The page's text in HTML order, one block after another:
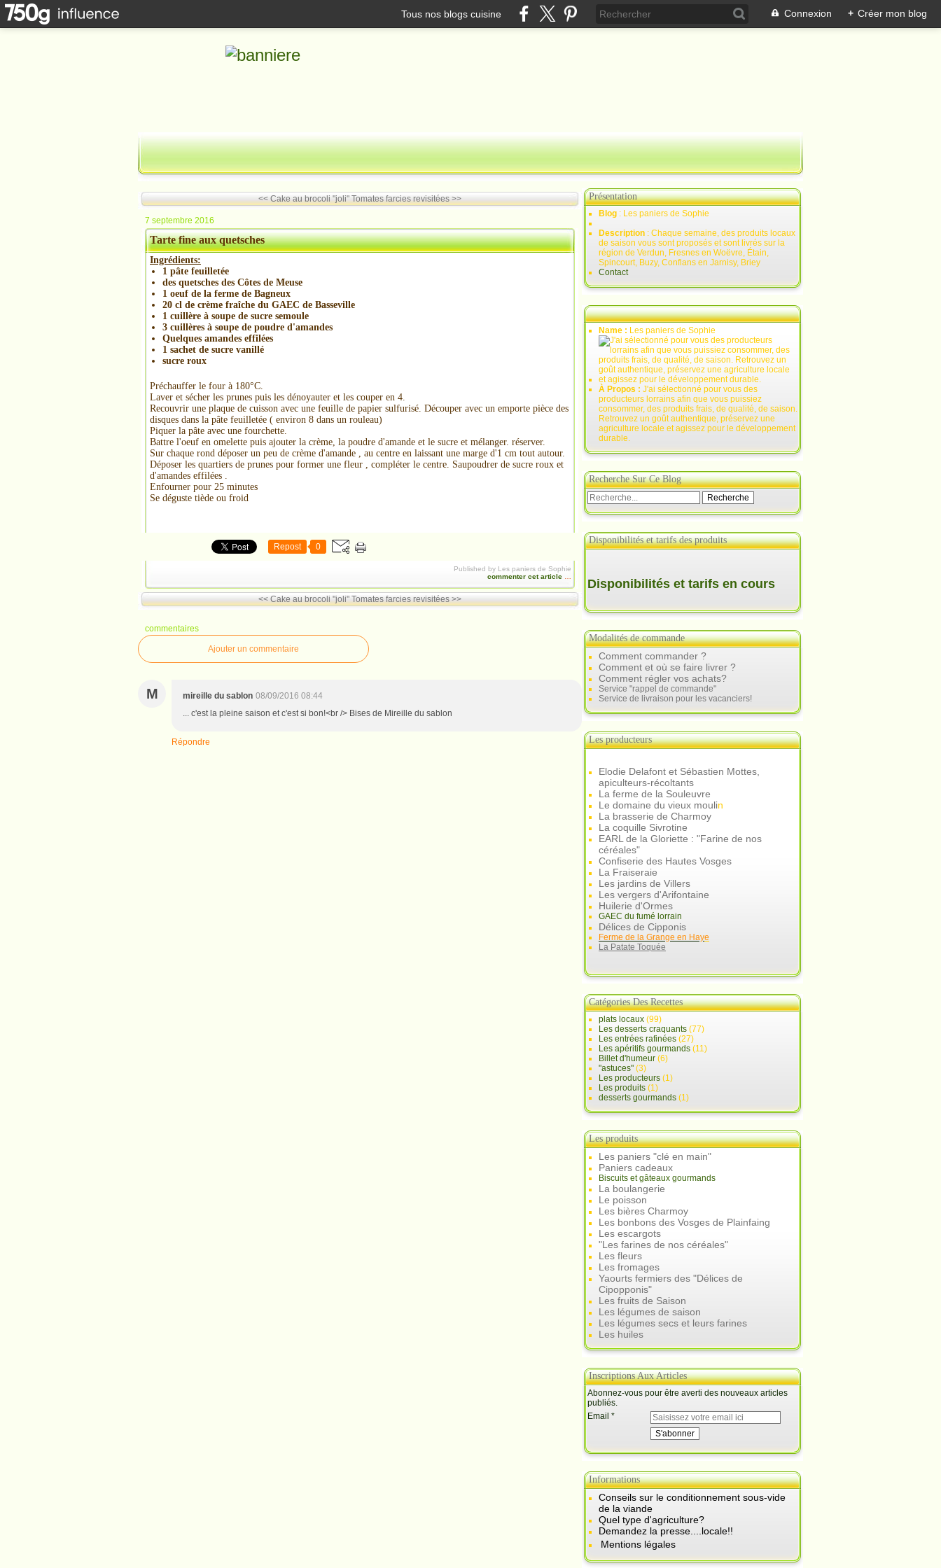
Tous nos blogs cuisine Connexion + Créer mon blog
<< Cake au brocoli "joli" Tomates farcies revisitées >>
7 septembre 2016
Tarte fine aux quetsches
Ingrédients:
1 pâte feuilletée
des quetsches des Côtes de Meuse
1 oeuf de la ferme de Bagneux
20 cl de crème fraîche du GAEC de Basseville
1 cuillère à soupe de sucre semoule
3 cuillères à soupe de poudre d'amandes
Quelques amandes effilées
1 sachet de sucre vanillé
sucre roux
Préchauffer le four à 180°C.
Laver et sécher les prunes puis les dénoyauter et les couper en 4.
Recouvrir une plaque de cuisson avec une feuille de papier sulfurisé. Découper avec un emporte pièce des
disques dans la pâte feuilletée ( environ 8 dans un rouleau)
Piquer la pâte avec une fourchette.
Battre l'oeuf en omelette puis ajouter la crème, la poudre d'amande et le sucre et mélanger. réserver.
Sur chaque rond déposer un peu de crème d'amande , au centre en laissant une marge d'1 cm tout autour.
Déposer les quartiers de prunes pour former une fleur , compléter le centre. Saupoudrer de sucre roux et
d'amandes effilées .
Enfourner pour 25 minutes
Se déguste tiède ou froid
Repost 0
Published by Les paniers de Sophie
commenter cet article
<< Cake au brocoli "joli" Tomates farcies revisitées >>
commentaires
Ajouter un commentaire
M mireille du sablon 08/09/2016 08:44
... c'est la pleine saison et c'est si bon!<br /> Bises de Mireille du sablon
Répondre
Présentation
Blog : Les paniers de Sophie
Description : Chaque semaine, des produits locaux
de saison vous sont proposés et sont livrés sur la
région de Verdun, Fresnes en Woëvre, Étain,
Spincourt, Buzy, Conflans en Jarnisy, Briey
Contact
Name : Les paniers de Sophie
À Propos : J'ai sélectionné pour vous des
producteurs lorrains afin que vous puissiez
consommer, des produits frais, de qualité, de saison.
Retrouvez un goût authentique, préservez une
agriculture locale et agissez pour le développement
durable.
Recherche Sur Ce Blog
Disponibilités et tarifs des produits
Disponibilités et tarifs en cours
Modalités de commande
Comment commander ?
Comment et où se faire livrer ?
Comment régler vos achats?
Service "rappel de commande"
Service de livraison pour les vacanciers!
Les producteurs
Elodie Delafont et Sébastien Mottes,
apiculteurs-récoltants
La ferme de la Souleuvre
Le domaine du vieux moulin
La brasserie de Charmoy
La coquille Sivrotine
EARL de la Gloriette : "Farine de nos
céréales"
Confiserie des Hautes Vosges
La Fraiseraie
Les jardins de Villers
Les vergers d'Arifontaine
Huilerie d'Ormes
GAEC du fumé lorrain
Délices de Cipponis
Ferme de la Grange en Haye
La Patate Toquée
Catégories Des Recettes
plats locaux (99)
Les desserts craquants (77)
Les entrées rafinées (27)
Les apéritifs gourmands (11)
Billet d'humeur (6)
"astuces" (3)
Les producteurs (1)
Les produits (1)
desserts gourmands (1)
Les produits
Les paniers "clé en main"
Paniers cadeaux
Biscuits et gâteaux gourmands
La boulangerie
Le poisson
Les bières Charmoy
Les bonbons des Vosges de Plainfaing
Les escargots
"Les farines de nos céréales"
Les fleurs
Les fromages
Yaourts fermiers des "Délices de
Cipopponis"
Les fruits de Saison
Les légumes de saison
Les légumes secs et leurs farines
Les huiles
Inscriptions Aux Articles
Abonnez-vous pour être averti des nouveaux articles
publiés.
Email
Informations
Conseils sur le conditionnement sous-vide
de la viande
Quel type d'agriculture?
Demandez la presse....locale!!
Mentions légales